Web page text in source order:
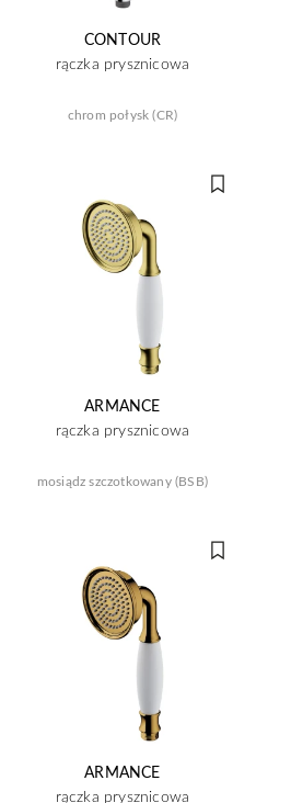
CONTOUR
rączka prysznicowa
chrom połysk (CR)
ARMANCE
rączka prysznicowa
mosiądz szczotkowany (BSB)
ARMANCE
rączka prysznicowa